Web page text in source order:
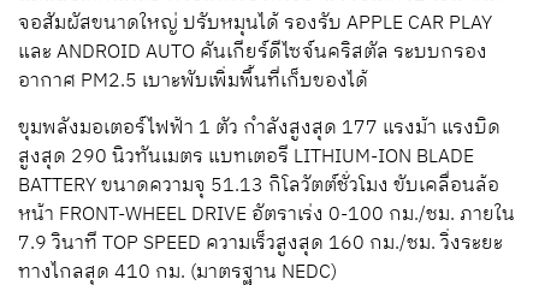
จอสัมผัสขนาดใหญ่ ปรับหมุนได้ รองรับ APPLE CAR PLAY
และ ANDROID AUTO คันเกียร์ดีไซจ์นคริสตัล ระบบกรอง
อากาศ PM2.5 เบาะพับเพิ่มพื้นที่เก็บของได้
ขุมพลังมอเตอร์ไฟฟ้า 1 ตัว กำลังสูงสุด 177 แรงม้า แรงบิด
สูงสุด 290 นิวทันเมตร แบทเตอรี LITHIUM-ION BLADE
BATTERY ขนาดความจุ 51.13 กิโลวัตต์ชั่วโมง ขับเคลื่อนล้อ
หน้า FRONT-WHEEL DRIVE อัตราเร่ง 0-100 กม./ชม. ภายใน
7.9 วินาที TOP SPEED ความเร็วสูงสุด 160 กม./ชม. วิ่งระยะ
ทางไกลสุด 410 กม. (มาตรฐาน NEDC)